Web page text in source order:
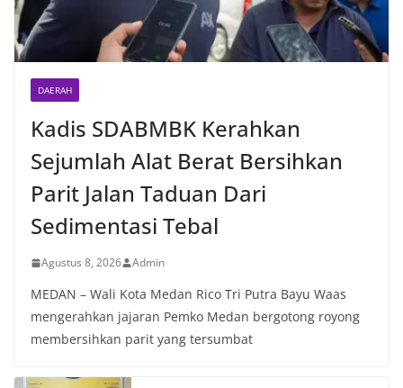
DAERAH
Kadis SDABMBK Kerahkan
Sejumlah Alat Berat Bersihkan
Parit Jalan Taduan Dari
Sedimentasi Tebal
Agustus 8, 2026 Admin
MEDAN – Wali Kota Medan Rico Tri Putra Bayu Waas
mengerahkan jajaran Pemko Medan bergotong royong
membersihkan parit yang tersumbat